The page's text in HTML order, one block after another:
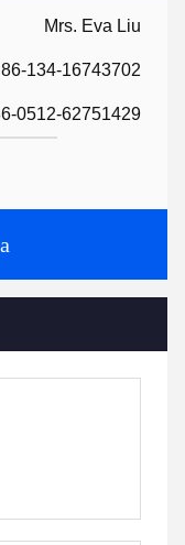
Mrs. Eva Liu
86-134-16743702
0512-62751429